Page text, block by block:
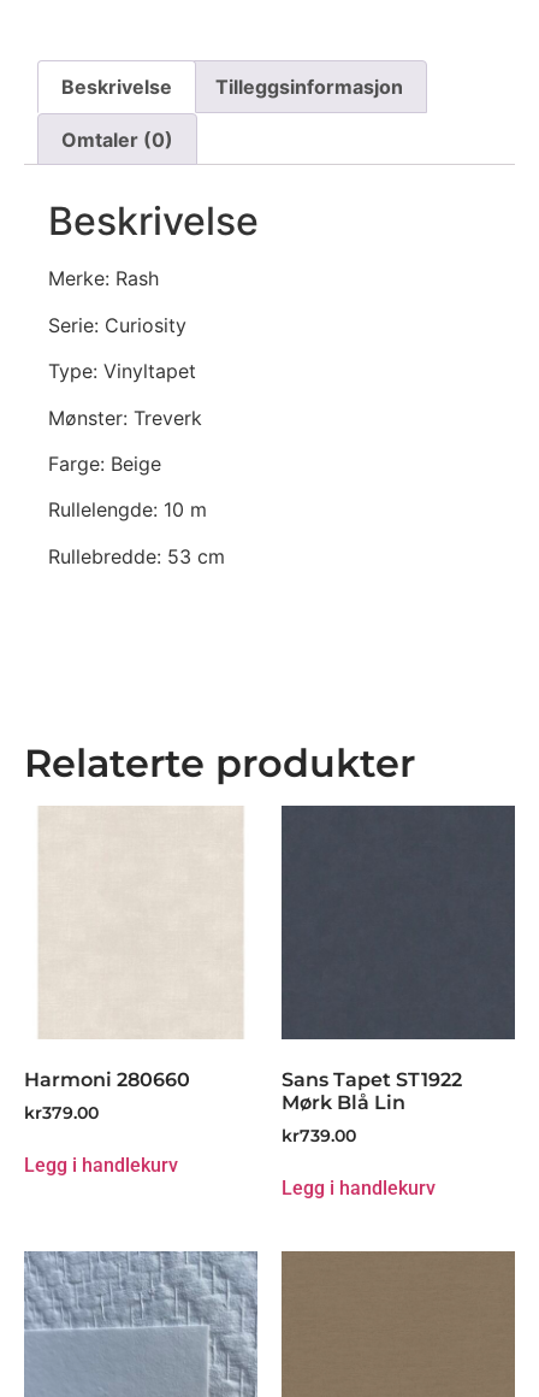
Beskrivelse Tilleggsinformasjon
Omtaler (0)
Beskrivelse
Merke: Rash
Serie: Curiosity
Type: Vinyltapet
Mønster: Treverk
Farge: Beige
Rullelengde: 10 m
Rullebredde: 53 cm
Relaterte produkter
Harmoni 280660
kr379.00
Legg i handlekurv
Sans Tapet ST1922
Mørk Blå Lin
kr739.00
Legg i handlekurv